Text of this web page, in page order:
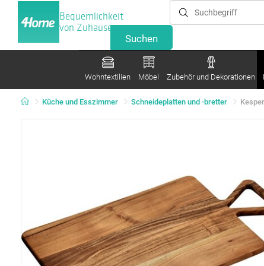
Bequemlichkeit
von Zuhause
Wohntextilien Möbel Zubehör und Dekorationen
Küche und Esszimmer Schneideplatten und -bretter